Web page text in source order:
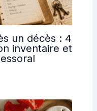
un décès : 4
inventaire et